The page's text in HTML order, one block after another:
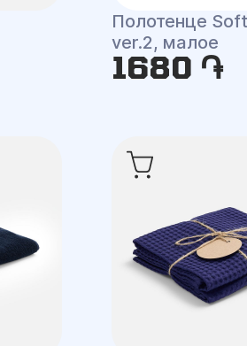
Полотенце
ver.2, малое
1680 ֏